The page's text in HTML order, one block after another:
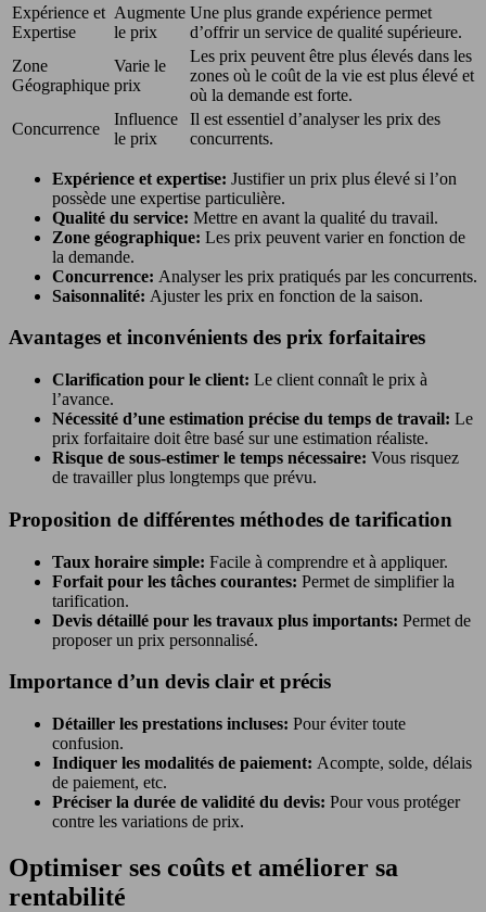
Expérience et
Expertise
Augmente
le prix
Une plus grande expérience permet
d’offrir un service de qualité supérieure.
Zone
Géographique
Varie le
prix
Les prix peuvent être plus élevés dans les
zones où le coût de la vie est plus élevé et
où la demande est forte.
Concurrence
Influence
le prix
Il est essentiel d’analyser les prix des
concurrents.
Expérience et expertise: Justifier un prix plus élevé si l’on
possède une expertise particulière.
Qualité du service: Mettre en avant la qualité du travail.
Zone géographique: Les prix peuvent varier en fonction de
la demande.
Concurrence: Analyser les prix pratiqués par les concurrents.
Saisonnalité: Ajuster les prix en fonction de la saison.
Avantages et inconvénients des prix forfaitaires
Clarification pour le client: Le client connaît le prix à
l’avance.
Nécessité d’une estimation précise du temps de travail: Le
prix forfaitaire doit être basé sur une estimation réaliste.
Risque de sous-estimer le temps nécessaire: Vous risquez
de travailler plus longtemps que prévu.
Proposition de différentes méthodes de tarification
Taux horaire simple: Facile à comprendre et à appliquer.
Forfait pour les tâches courantes: Permet de simplifier la
tarification.
Devis détaillé pour les travaux plus importants: Permet de
proposer un prix personnalisé.
Importance d’un devis clair et précis
Détailler les prestations incluses: Pour éviter toute
confusion.
Indiquer les modalités de paiement: Acompte, solde, délais
de paiement, etc.
Préciser la durée de validité du devis: Pour vous protéger
contre les variations de prix.
Optimiser ses coûts et améliorer sa
rentabilité